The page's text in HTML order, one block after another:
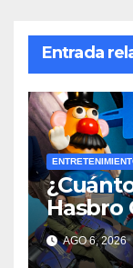
Entrada
Hasbro
AGO 6, 2026